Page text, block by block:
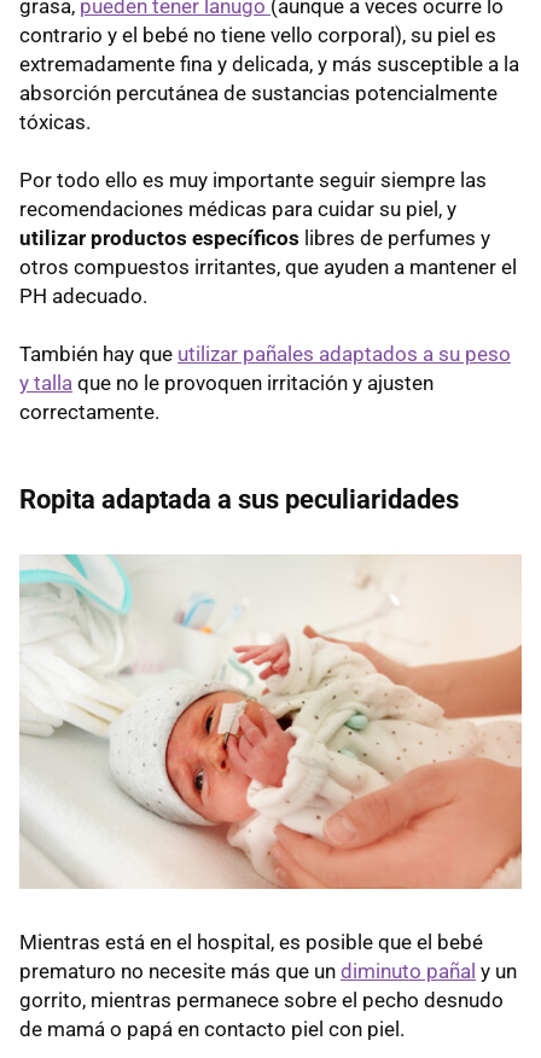
grasa, pueden tener lanugo (aunque a veces ocurre lo
contrario y el bebé no tiene vello corporal), su piel es
extremadamente fina y delicada, y más susceptible a la
absorción percutánea de sustancias potencialmente
tóxicas.
Por todo ello es muy importante seguir siempre las
recomendaciones médicas para cuidar su piel, y
utilizar productos específicos libres de perfumes y
otros compuestos irritantes, que ayuden a mantener el
PH adecuado.
También hay que utilizar pañales adaptados a su peso
y talla que no le provoquen irritación y ajusten
correctamente.
Ropita adaptada a sus peculiaridades
Mientras está en el hospital, es posible que el bebé
prematuro no necesite más que un diminuto pañal y un
gorrito, mientras permanece sobre el pecho desnudo
de mamá o papá en contacto piel con piel.